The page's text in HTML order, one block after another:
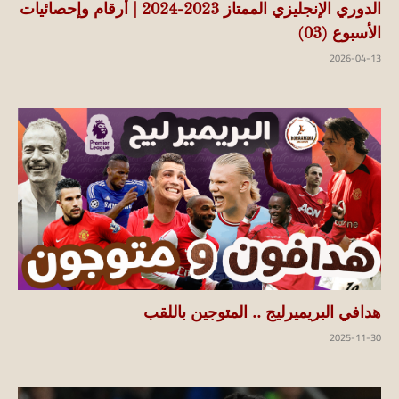
الدوري الإنجليزي الممتاز 2023-2024 | أرقام وإحصائيات
الأسبوع (03)
2026-04-13
هدافي البريميرليج .. المتوجين باللقب
2025-11-30